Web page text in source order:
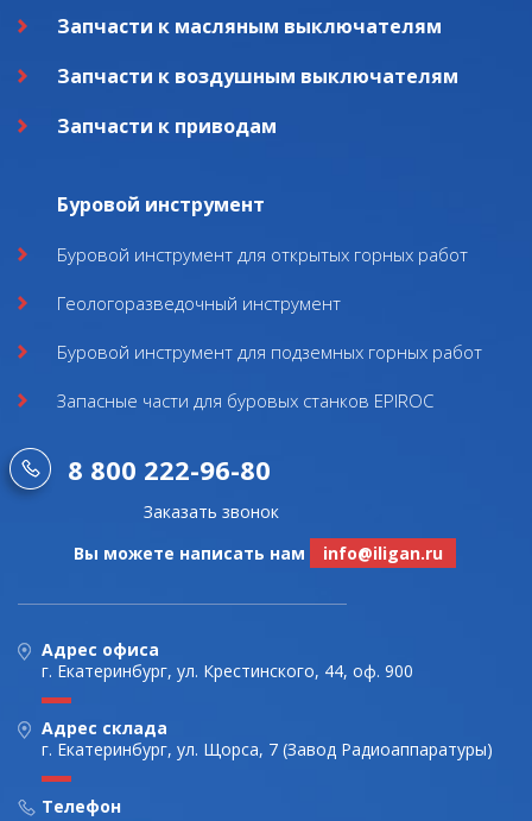
Запчасти к масляным выключателям
Запчасти к воздушным выключателям
Запчасти к приводам
Буровой инструмент
Буровой инструмент для открытых горных работ
Геологоразведочный инструмент
Буровой инструмент для подземных горных работ
Запасные части для буровых станков EPIROC
8 800 222-96-80
Заказать звонок
Вы можете написать нам
info@iligan.ru
Адрес офиса
г. Екатеринбург, ул. Крестинского, 44, оф. 900
Адрес склада
г. Екатеринбург, ул. Щорса, 7 (Завод Радиоаппаратуры)
Телефон